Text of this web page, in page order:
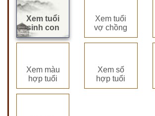
Xem tuổi
sinh con
Xem tuổi
vợ chồng
Xem màu
hợp tuổi
Xem số
hợp tuổi